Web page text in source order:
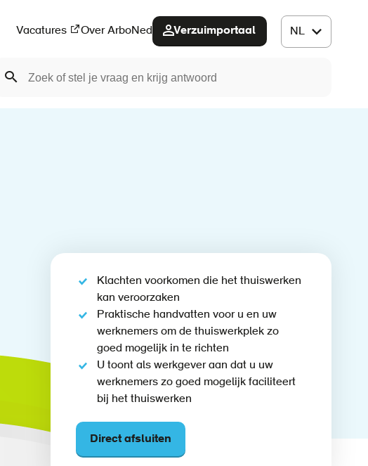
Vacatures Over ArboNed Verzuimportaal
Zoeken
Klachten voorkomen die het thuiswerken
kan veroorzaken
Praktische handvatten voor u en uw
werknemers om de thuiswerkplek zo
goed mogelijk in te richten
U toont als werkgever aan dat u uw
werknemers zo goed mogelijk faciliteert
bij het thuiswerken
Direct afsluiten